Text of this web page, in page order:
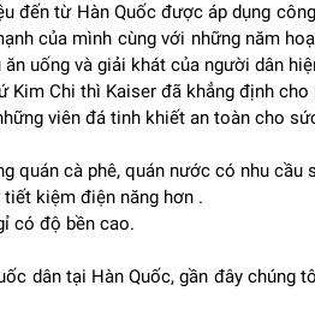
cao
là khả năng sản xuất đá với sản
club, chuỗi cà phê, khách sạn, khu nghỉ
máy giúp đảm bảo luôn có đủ đá
hoạt động kinh doanh.
đến từ Hàn Quốc được áp dụng
của mình cùng với những năm
uống và giải khát của người dân
Kim Chi thì Kaiser đã khẳng định
viên đá tinh khiết an toàn cho
quán cà phê, quán nước có nhu cầu
kiệm điện năng hơn .
có độ bền cao.
dân tại Hàn Quốc, gần đây